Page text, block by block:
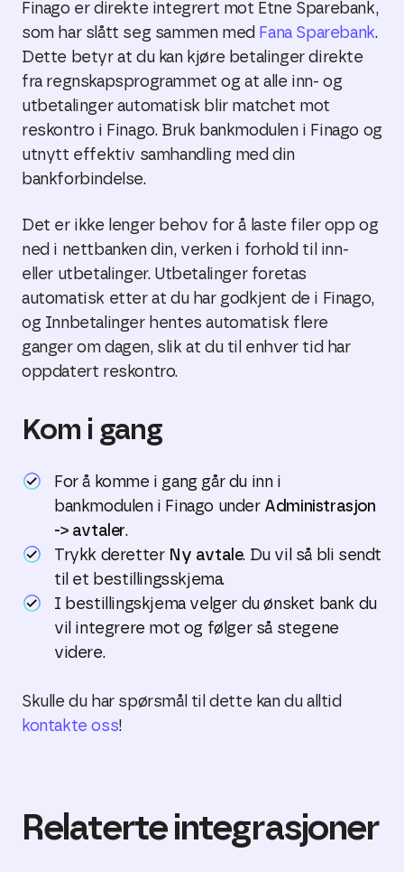
Finago er direkte integrert mot Etne Sparebank,
som har slått seg sammen med Fana Sparebank.
Dette betyr at du kan kjøre betalinger direkte
fra regnskapsprogrammet og at alle inn- og
utbetalinger automatisk blir matchet mot
reskontro i Finago. Bruk bankmodulen i Finago og
utnytt effektiv samhandling med din
bankforbindelse.
Det er ikke lenger behov for å laste filer opp og
ned i nettbanken din, verken i forhold til inn-
eller utbetalinger. Utbetalinger foretas
automatisk etter at du har godkjent de i Finago,
og Innbetalinger hentes automatisk flere
ganger om dagen, slik at du til enhver tid har
oppdatert reskontro.
Kom i gang
For å komme i gang går du inn i
bankmodulen i Finago under Administrasjon
-> avtaler.
Trykk deretter Ny avtale. Du vil så bli sendt
til et bestillingsskjema.
I bestillingskjema velger du ønsket bank du
vil integrere mot og følger så stegene
videre.
Skulle du har spørsmål til dette kan du alltid
kontakte oss!
Relaterte integrasjoner